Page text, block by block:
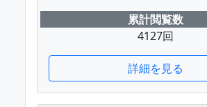
累計閲覧数
4127回
詳細を見る